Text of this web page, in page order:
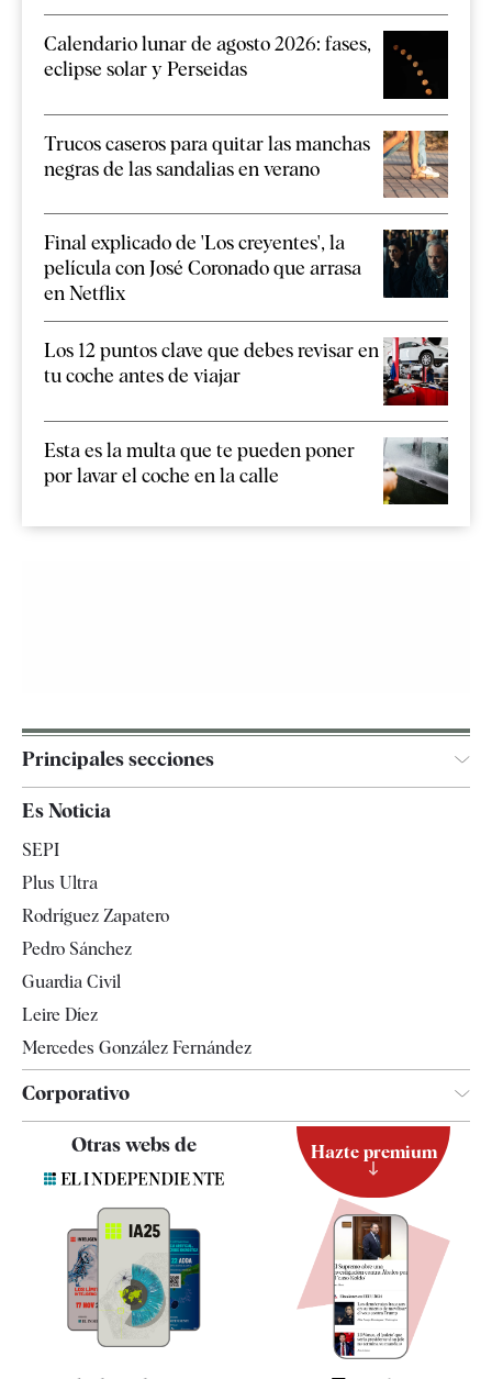
Calendario lunar de agosto 2026: fases,
eclipse solar y Perseidas
Trucos caseros para quitar las manchas
negras de las sandalias en verano
Final explicado de 'Los creyentes', la
película con José Coronado que arrasa
en Netflix
Los 12 puntos clave que debes revisar en
tu coche antes de viajar
Esta es la multa que te pueden poner
por lavar el coche en la calle
Principales secciones
España
Televisión
Es Noticia
SEPI
Plus Ultra
Rodríguez Zapatero
Pedro Sánchez
Guardia Civil
Leire Díez
Mercedes González Fernández
Corporativo
Contacto
Quiénes somos
Especificaciones
Otras webs de Hazte premium